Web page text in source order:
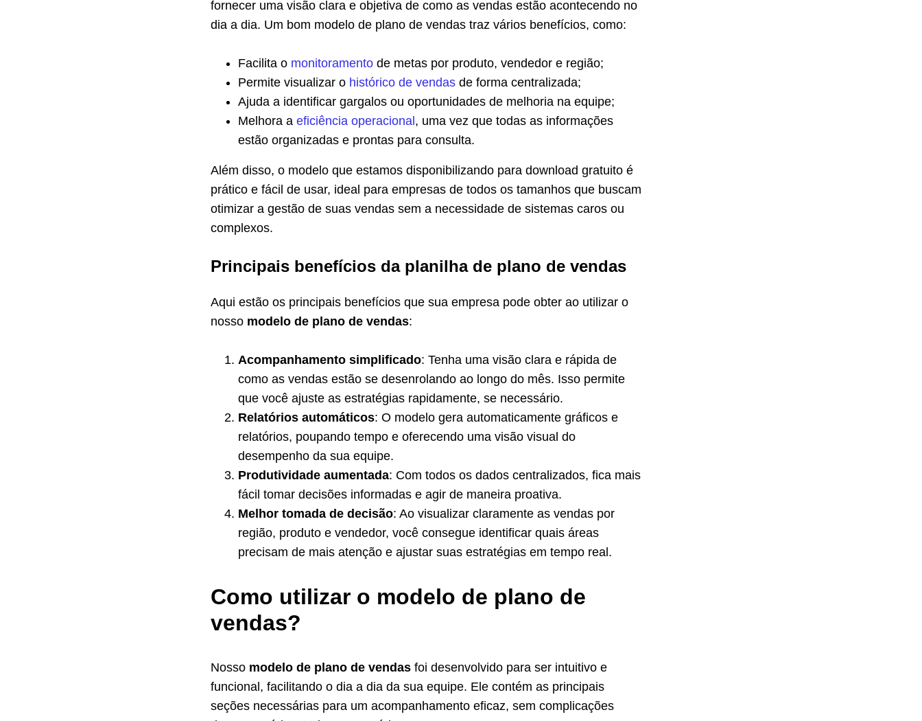
fornecer uma visão clara e objetiva de como as vendas estão acontecendo no
dia a dia. Um bom modelo de plano de vendas traz vários benefícios, como:
Facilita o monitoramento de metas por produto, vendedor e região;
Permite visualizar o histórico de vendas de forma centralizada;
Ajuda a identificar gargalos ou oportunidades de melhoria na equipe;
Melhora a eficiência operacional , uma vez que todas as informações
estão organizadas e prontas para consulta.
Além disso, o modelo que estamos disponibilizando para download gratuito é
prático e fácil de usar, ideal para empresas de todos os tamanhos que buscam
otimizar a gestão de suas vendas sem a necessidade de sistemas caros ou
complexos.
Principais benefícios da planilha de plano de vendas
Aqui estão os principais benefícios que sua empresa pode obter ao utilizar o
nosso modelo de plano de vendas:
Acompanhamento simplificado: Tenha uma visão clara e rápida de
como as vendas estão se desenrolando ao longo do mês. Isso permite
que você ajuste as estratégias rapidamente, se necessário.
Relatórios automáticos: O modelo gera automaticamente gráficos e
relatórios, poupando tempo e oferecendo uma visão visual do
desempenho da sua equipe.
Produtividade aumentada: Com todos os dados centralizados, fica mais
fácil tomar decisões informadas e agir de maneira proativa.
Melhor tomada de decisão: Ao visualizar claramente as vendas por
região, produto e vendedor, você consegue identificar quais áreas
precisam de mais atenção e ajustar suas estratégias em tempo real.
Como utilizar o modelo de plano de
vendas?
Nosso modelo de plano de vendas foi desenvolvido para ser intuitivo e
funcional, facilitando o dia a dia da sua equipe. Ele contém as principais
seções necessárias para um acompanhamento eficaz, sem complicações